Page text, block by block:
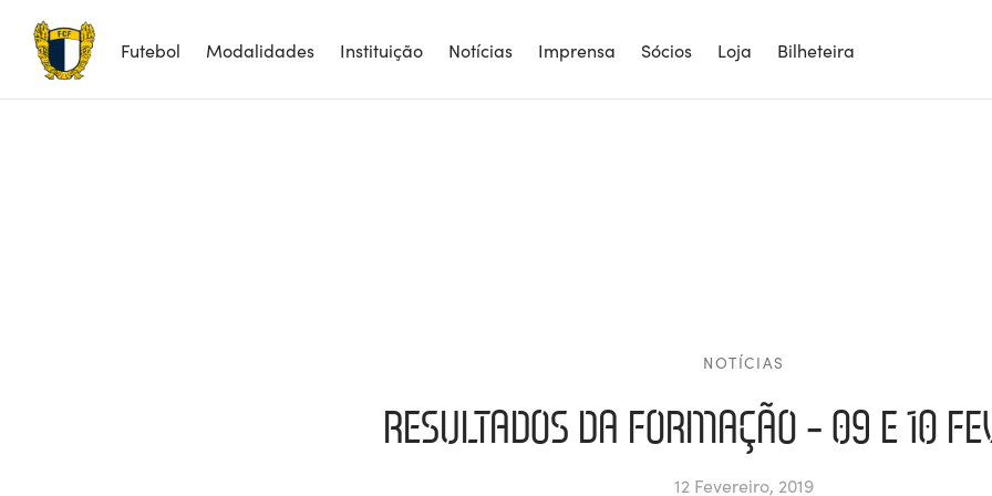
Futebol Modalidades Instituição Notícias Imprensa Sócios Loja Bilheteira
NOTÍCIAS
RESULTADOS DA FORMAÇÃO – 09 E 10
12 Fevereiro, 2019